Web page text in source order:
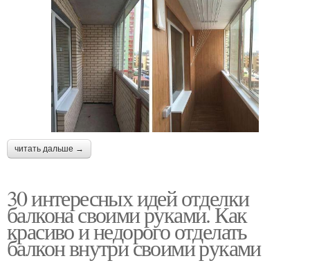
читать дальше →
30 интересных идей отделки
балкона своими руками. Как
красиво и недорого отделать
балкон внутри своими руками